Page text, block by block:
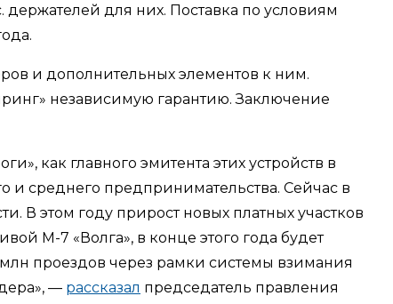
для них. Поставка по условиям
и дополнительных элементов к ним.
независимую гарантию. Заключение
как главного эмитента этих устройств в
и среднего предпринимательства. Сейчас в
В этом году прирост новых платных участков
М-7 «Волга», в конце этого года будет
проездов через рамки системы взимания
— рассказал председатель правления